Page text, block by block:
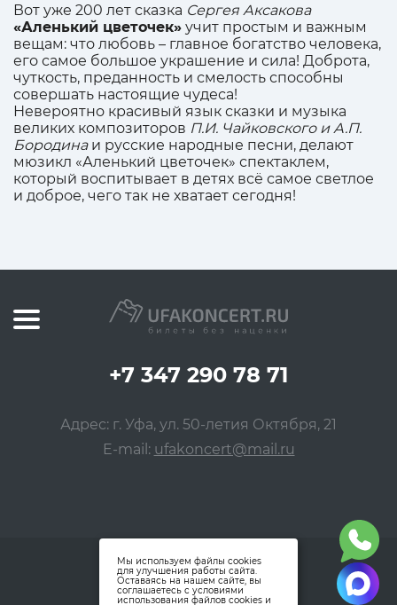
Вот уже 200 лет сказка Сергея Аксакова
«Аленький цветочек» учит простым и важным
вещам: что любовь – главное богатство человека,
его самое большое украшение и сила! Доброта,
чуткость, преданность и смелость способны
совершать настоящие чудеса!
Невероятно красивый язык сказки и музыка
великих композиторов П.И. Чайковского и А.П.
Бородинаи русские народные песни, делают
мюзикл «Аленький цветочек» спектаклем,
который воспитывает в детях всё самое светлое
и доброе, чего так не хватает сегодня!
+7 347 290 78 71
Адрес: г. Уфа, ул. 50-летия Октября, 21
E-mail: ufakoncert@mail.ru
Мы используем файлы cookies
для улучшения работы сайта.
Оставаясь на нашем сайте, вы
соглашаетесь с условиями
использования файлов cookies и